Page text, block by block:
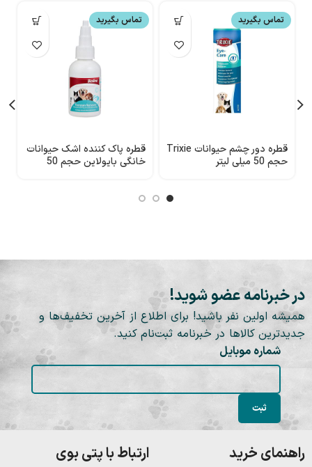
تماس بگیرید
قطره دور چشم حیوانات Trixie
حجم 50 میلی لیتر
تماس بگیرید
قطره پاک کننده اشک حیوانات
خانگی بایولاین حجم 50
در خبرنامه عضو شوید!
همیشه اولین نفر باشید! برای اطلاع از آخرین تخفیف‌ها و
جدیدترین کالاها در خبرنامه ثبت‌نام کنید.
شماره موبایل
راهنمای خرید ارتباط با پتی بوی